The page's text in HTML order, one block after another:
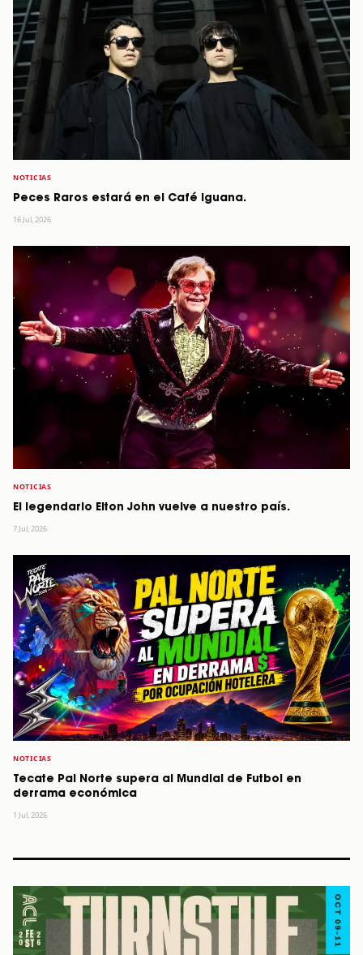
NOTICIAS
Peces Raros estará en el Café Iguana.
16 Jul, 2026
NOTICIAS
El legendario Elton John vuelve a nuestro país.
7 Jul, 2026
NOTICIAS
Tecate Pal Norte supera al Mundial de Futbol en
derrama económica
1 Jul, 2026